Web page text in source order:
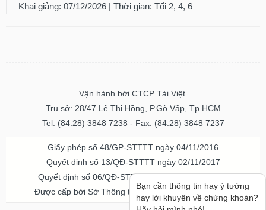
Khai giảng: 07/12/2026 | Thời gian: Tối 2, 4, 6
Vận hành bởi CTCP Tài Việt.
Trụ sở: 28/47 Lê Thị Hồng, P.Gò Vấp, Tp.HCM
Tel: (84.28) 3848 7238 - Fax: (84.28) 3848 7237
Giấy phép số 48/GP-STTTT ngày 04/11/2016
Quyết định số 13/QĐ-STTTT ngày 02/11/2017
Quyết định số 06/QĐ-STTTT-ICP ngày 20/07/2023
Được cấp bởi Sở Thông tin và Truyền thông TPHCM